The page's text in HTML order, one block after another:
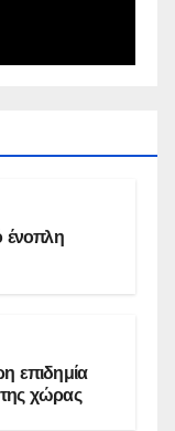
ένοπλη
επιδημία
χώρας